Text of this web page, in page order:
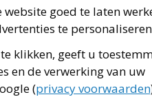
Deze ronde InGround
Ben je op zoek
onze FlatLevel
en duurzaam
beste trampoline?
trampoline is goed?
goed te laten
te
klikken, geeft u
en de verwerking van uw
(privacy voorwaarden